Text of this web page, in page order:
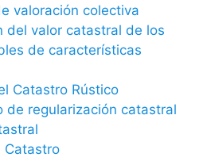
valoración colectiva
del valor catastral de los
de características
Catastro Rústico
de regularización catastral
Catastro